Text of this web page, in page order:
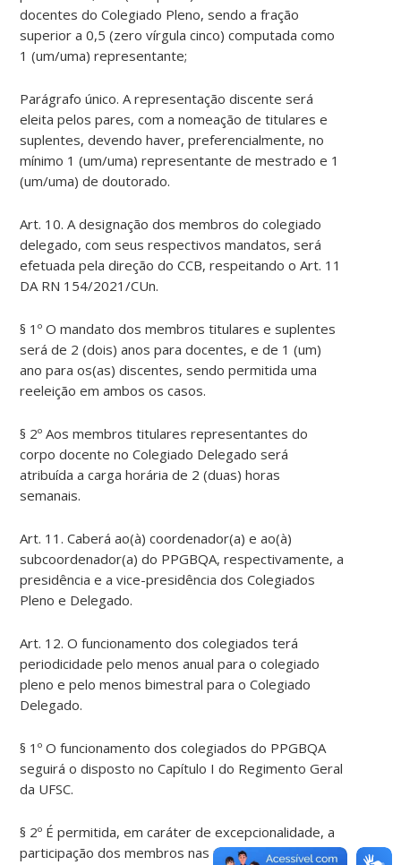
docentes do Colegiado Pleno, sendo a fração
superior a 0,5 (zero vírgula cinco) computada como
1 (um/uma) representante;
Parágrafo único. A representação discente será
eleita pelos pares, com a nomeação de titulares e
suplentes, devendo haver, preferencialmente, no
mínimo 1 (um/uma) representante de mestrado e 1
(um/uma) de doutorado.
Art. 10. A designação dos membros do colegiado
delegado, com seus respectivos mandatos, será
efetuada pela direção do CCB, respeitando o Art. 11
DA RN 154/2021/CUn.
§ 1º O mandato dos membros titulares e suplentes
será de 2 (dois) anos para docentes, e de 1 (um)
ano para os(as) discentes, sendo permitida uma
reeleição em ambos os casos.
§ 2º Aos membros titulares representantes do
corpo docente no Colegiado Delegado será
atribuída a carga horária de 2 (duas) horas
semanais.
Art. 11. Caberá ao(à) coordenador(a) e ao(à)
subcoordenador(a) do PPGBQA, respectivamente, a
presidência e a vice-presidência dos Colegiados
Pleno e Delegado.
Art. 12. O funcionamento dos colegiados terá
periodicidade pelo menos anual para o colegiado
pleno e pelo menos bimestral para o Colegiado
Delegado.
§ 1º O funcionamento dos colegiados do PPGBQA
seguirá o disposto no Capítulo I do Regimento Geral
da UFSC.
§ 2º É permitida, em caráter de excepcionalidade, a
participação dos membros nas reuniões do